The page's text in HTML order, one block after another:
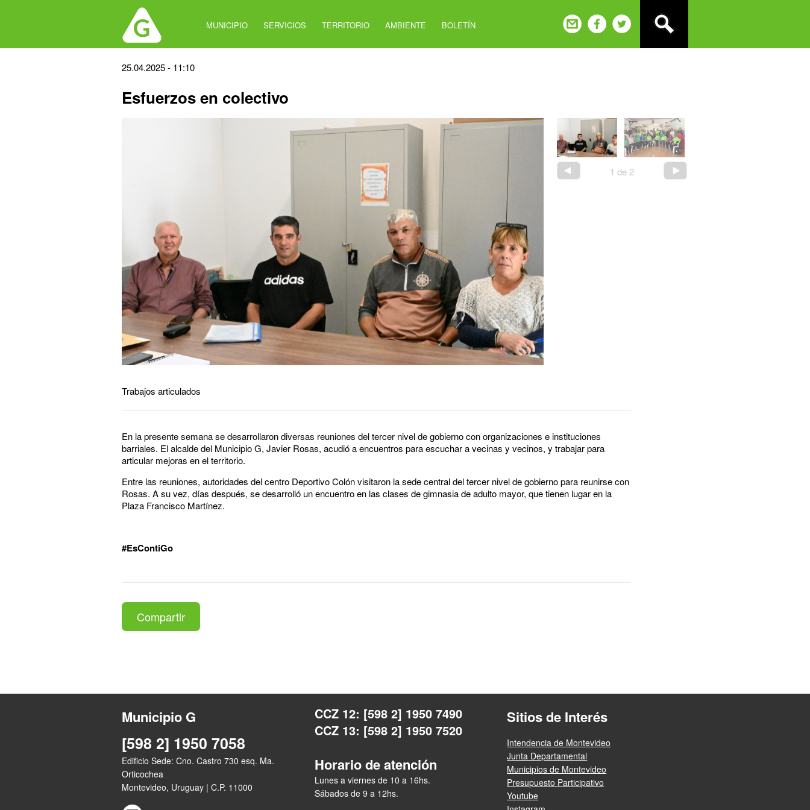
MUNICIPIO SERVICIOS TERRITORIO AMBIENTE BOLETÍN
Back
top
25.04.2025 - 11:10
Esfuerzos en colectivo
2 de 2
Trabajos articulados
En la presente semana se desarrollaron diversas reuniones del tercer nivel de gobierno con organizaciones e instituciones
barriales. El alcalde del Municipio G, Javier Rosas, acudió a encuentros para escuchar a vecinas y vecinos, y trabajar para
articular mejoras en el territorio.
Entre las reuniones, autoridades del centro Deportivo Colón visitaron la sede central del tercer nivel de gobierno para reunirse con
Rosas. A su vez, días después, se desarrolló un encuentro en las clases de gimnasia de adulto mayor, que tienen lugar en la
Plaza Francisco Martínez.
#EsContiGo
Compartir
Municipio G
[598 2] 1950 7058
Edificio Sede: Cno. Castro 730 esq. Ma.
Orticochea
Montevideo, Uruguay | C.P. 11000
CCZ 12: [598 2] 1950 7490
CCZ 13: [598 2] 1950 7520
Horario de atención
Lunes a viernes de 10 a 16hs.
Sábados de 9 a 12hs.
Sitios de Interés
Intendencia de Montevideo
Junta Departamental
Municipios de Montevideo
Presupuesto Participativo
Youtube